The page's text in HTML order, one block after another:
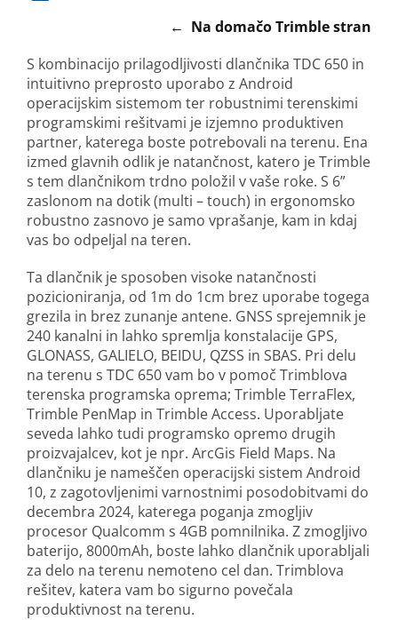
← Na domačo Trimble stran
S kombinacijo prilagodljivosti dlančnika TDC 650 in
intuitivno preprosto uporabo z Android
operacijskim sistemom ter robustnimi terenskimi
programskimi rešitvami je izjemno produktiven
partner, katerega boste potrebovali na terenu. Ena
izmed glavnih odlik je natančnost, katero je Trimble
s tem dlančnikom trdno položil v vaše roke. S 6”
zaslonom na dotik (multi – touch) in ergonomsko
robustno zasnovo je samo vprašanje, kam in kdaj
vas bo odpeljal na teren.
Ta dlančnik je sposoben visoke natančnosti
pozicioniranja, od 1m do 1cm brez uporabe togega
grezila in brez zunanje antene. GNSS sprejemnik je
240 kanalni in lahko spremlja konstalacije GPS,
GLONASS, GALIELO, BEIDU, QZSS in SBAS. Pri delu
na terenu s TDC 650 vam bo v pomoč Trimblova
terenska programska oprema; Trimble TerraFlex,
Trimble PenMap in Trimble Access. Uporabljate
seveda lahko tudi programsko opremo drugih
proizvajalcev, kot je npr. ArcGis Field Maps. Na
dlančniku je nameščen operacijski sistem Android
10, z zagotovljenimi varnostnimi posodobitvami do
decembra 2024, katerega poganja zmogljiv
procesor Qualcomm s 4GB pomnilnika. Z zmogljivo
baterijo, 8000mAh, boste lahko dlančnik uporabljali
za delo na terenu nemoteno cel dan. Trimblova
rešitev, katera vam bo sigurno povečala
produktivnost na terenu.